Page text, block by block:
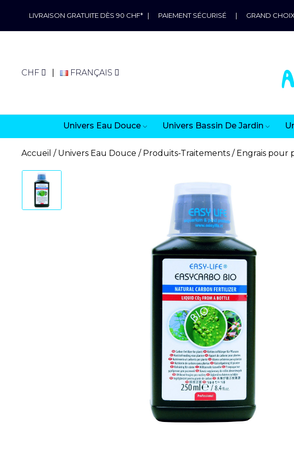
LIVRAISON GRATUITE DÈS 90 CHF* | PAIEMENT SÉCURISÉ | GRAND
CHF FRANÇAIS
Univers Eau Douce Univers Bassin De Jardin
Accueil Univers Eau Douce Produits-Traitements Engrais pour